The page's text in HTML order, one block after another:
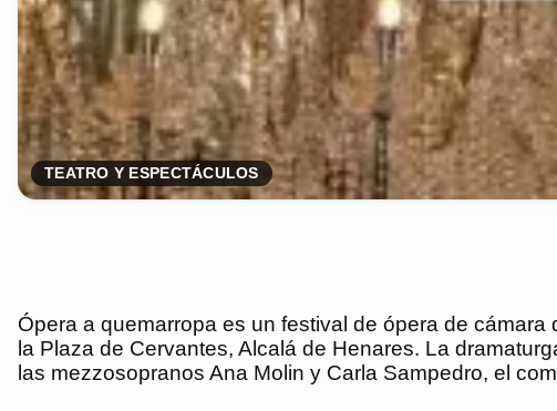
TEATRO Y ESPECTÁCULOS
Ópera a quemarropa es un festival de ópera de
la Plaza de Cervantes, Alcalá de Henares. La
las mezzosopranos Ana Molin y Carla Sampedro, el